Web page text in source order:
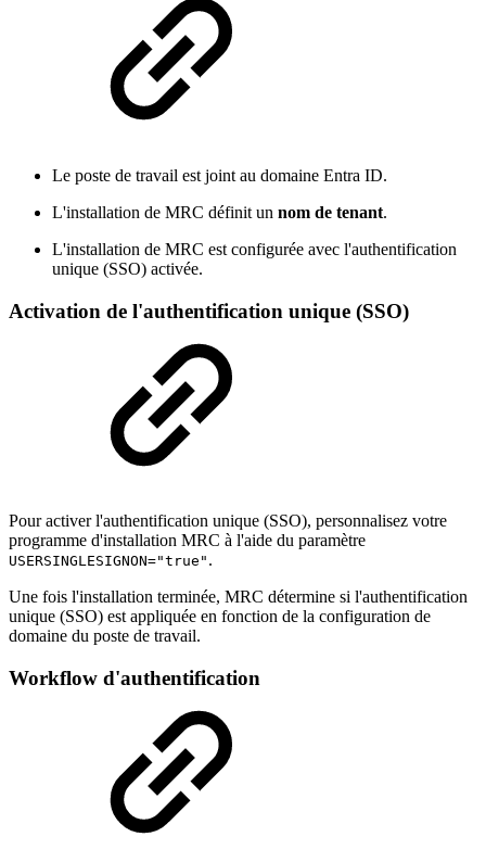
Le poste de travail est joint au domaine Entra ID.
L'installation de MRC définit un nom de tenant.
L'installation de MRC est configurée avec l'authentification
unique (SSO) activée.
Activation de l'authentification unique (SSO)
Pour activer l'authentification unique (SSO), personnalisez votre
programme d'installation MRC à l'aide du paramètre
USERSINGLESIGNON="true" .
Une fois l'installation terminée, MRC détermine si l'authentification
unique (SSO) est appliquée en fonction de la configuration de
domaine du poste de travail.
Workflow d'authentification